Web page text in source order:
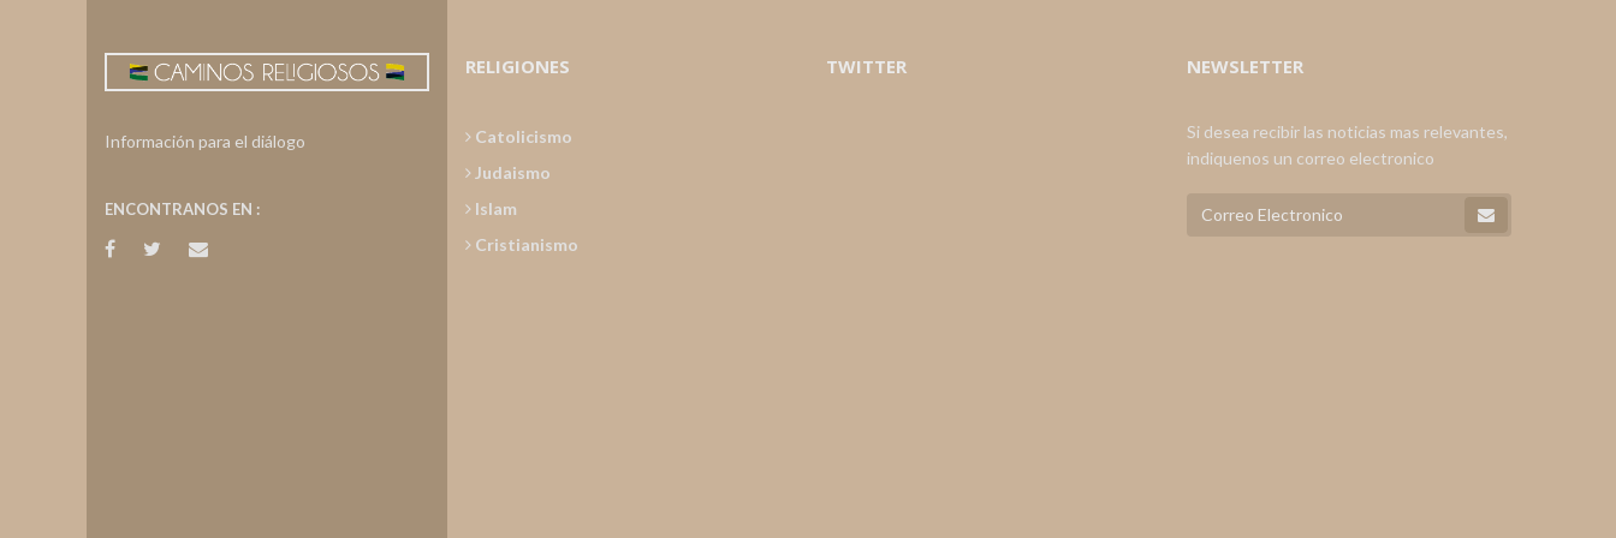
Información para el diálogo
ENCONTRANOS EN :
RELIGIONES
Catolicismo
Judaismo
Islam
Cristianismo
TWITTER NEWSLETTER
Si desea recibir las noticias mas relevantes,
indiquenos un correo electronico